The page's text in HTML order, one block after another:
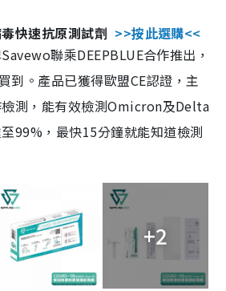
快速抗原測試劑 >>按此選購<<
聯乘DEEPBLUE合作推出，
到。產品已獲得歐盟CE認證，主
測，能有效檢測Omicron及Delta
99%，最快15分鐘就能知道檢測
+2